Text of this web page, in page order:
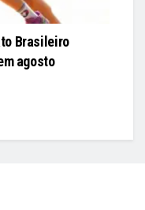
Brasileiro
agosto